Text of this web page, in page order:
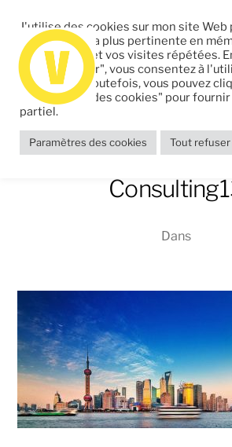
Portfolio-
Dans
J'utilise des cookies sur mon site
l'expérience la plus pertinente en
préférences et vos visites répétées.
"Tout accepter", vous consentez à
les cookies. Toutefois, vous pouvez
"Paramètres des cookies" pour
partiel.
Paramètres des cookies Tout refuser